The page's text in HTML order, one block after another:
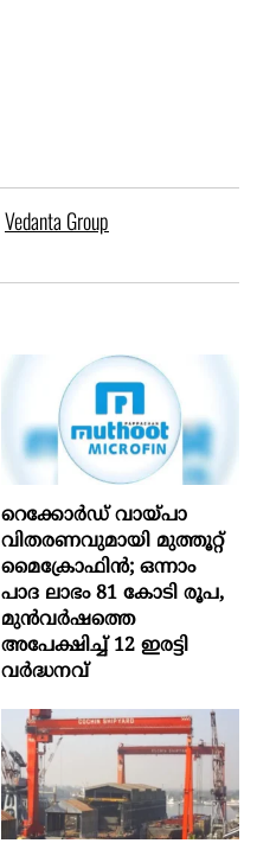
Vedanta Group
റെക്കോർഡ് വായ്പാ
വിതരണവുമായി മുത്തൂറ്റ്
മൈക്രോഫിൻ; ഒന്നാം
പാദ ലാഭം 81 കോടി രൂപ,
മുൻവർഷത്തെ
അപേക്ഷിച്ച് 12 ഇരട്ടി
വർദ്ധനവ്